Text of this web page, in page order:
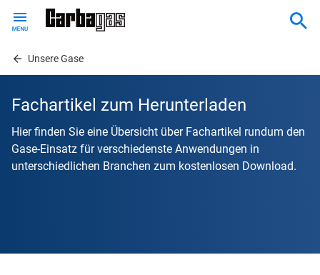
contentUnsere Gase
Fachartikel zum Herunterladen
Hier finden Sie eine Übersicht über Fachartikel rundum den
Gase-Einsatz für verschiedenste Anwendungen in
unterschiedlichen Branchen zum kostenlosen Download.